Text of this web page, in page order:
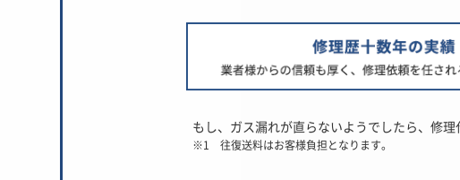
もし、ガス漏れが直らないようでしたら、修
※1 往復送料はお客様負担となります。